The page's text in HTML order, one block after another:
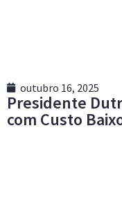
outubro 16, 2025
Presidente
com Custo